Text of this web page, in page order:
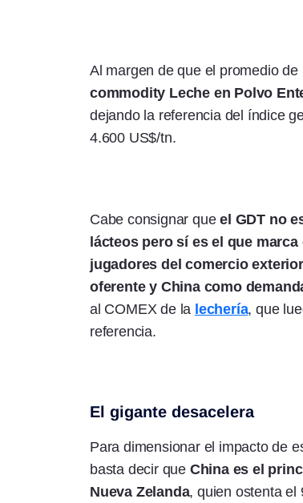
Al margen de que el promedio
commodity Leche en Polvo
dejando la referencia del índice
4.600 US$/tn.
Cabe consignar queel GDT no
lácteos pero sí es el que
jugadores del comercio
oferente y China como
al COMEX de la lechería, que
referencia.
El gigante desacelera
Para dimensionar el impacto de
basta decir que China es el
Nueva Zelanda, quien ostenta el